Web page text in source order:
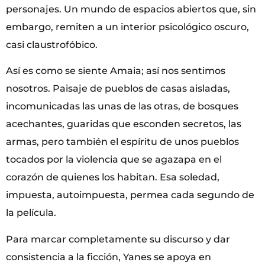
personajes. Un mundo de espacios abiertos que, sin
embargo, remiten a un interior psicológico oscuro,
casi claustrofóbico.
Así es como se siente Amaia; así nos sentimos
nosotros. Paisaje de pueblos de casas aisladas,
incomunicadas las unas de las otras, de bosques
acechantes, guaridas que esconden secretos, las
armas, pero también el espíritu de unos pueblos
tocados por la violencia que se agazapa en el
corazón de quienes los habitan. Esa soledad,
impuesta, autoimpuesta, permea cada segundo de
la película.
Para marcar completamente su discurso y dar
consistencia a la ficción, Yanes se apoya en